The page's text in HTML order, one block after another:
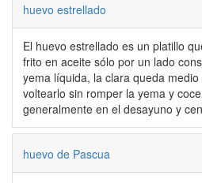
huevo estrellado
El huevo estrellado es un platillo
frito en aceite sólo por un lado
yema líquida, la clara queda
voltearlo sin romper la yema y
generalmente en el desayuno y
huevo de Pascua